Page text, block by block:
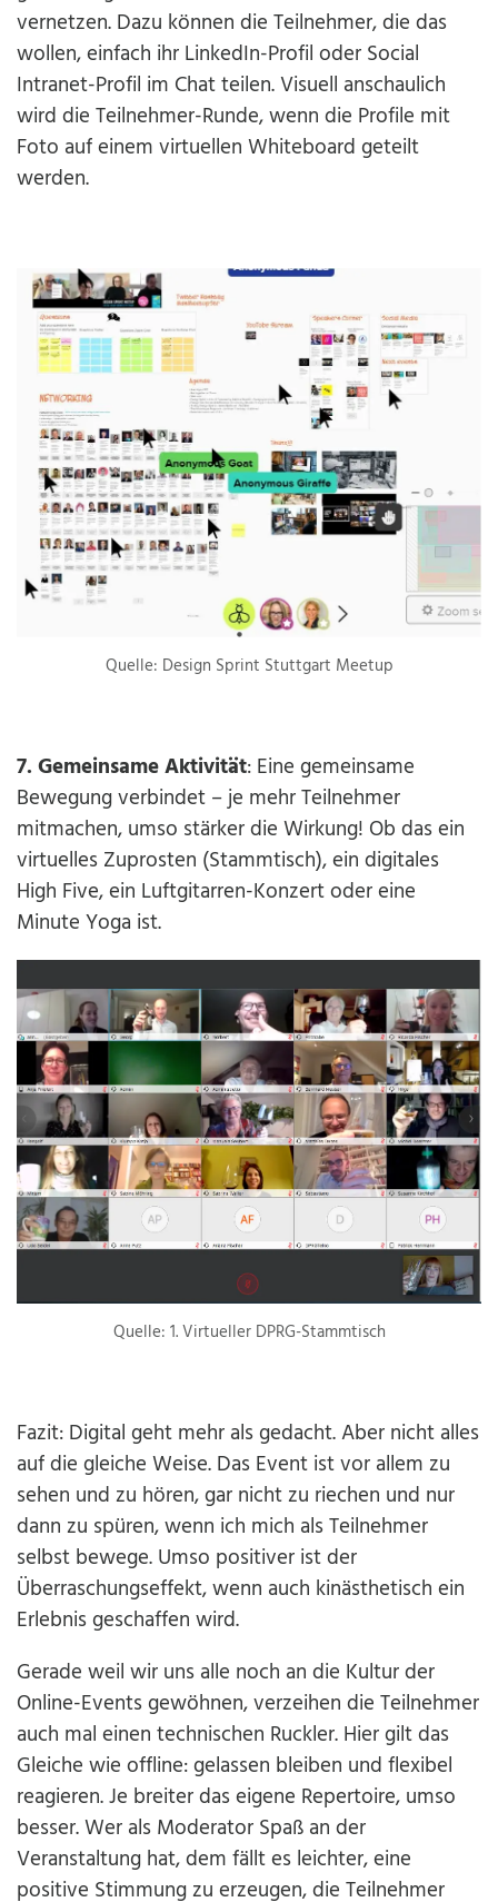
vernetzen. Dazu können die Teilnehmer, die das
wollen, einfach ihr LinkedIn-Profil oder Social
Intranet-Profil im Chat teilen. Visuell anschaulich
wird die Teilnehmer-Runde, wenn die Profile mit
Foto auf einem virtuellen Whiteboard geteilt
werden.
Quelle: Design Sprint Stuttgart Meetup
7. Gemeinsame Aktivität: Eine gemeinsame
Bewegung verbindet – je mehr Teilnehmer
mitmachen, umso stärker die Wirkung! Ob das ein
virtuelles Zuprosten (Stammtisch), ein digitales
High Five, ein Luftgitarren-Konzert oder eine
Minute Yoga ist.
Quelle: 1. Virtueller DPRG-Stammtisch
Fazit: Digital geht mehr als gedacht. Aber nicht alles
auf die gleiche Weise. Das Event ist vor allem zu
sehen und zu hören, gar nicht zu riechen und nur
dann zu spüren, wenn ich mich als Teilnehmer
selbst bewege. Umso positiver ist der
Überraschungseffekt, wenn auch kinästhetisch ein
Erlebnis geschaffen wird.
Gerade weil wir uns alle noch an die Kultur der
Online-Events gewöhnen, verzeihen die Teilnehmer
auch mal einen technischen Ruckler. Hier gilt das
Gleiche wie offline: gelassen bleiben und flexibel
reagieren. Je breiter das eigene Repertoire, umso
besser. Wer als Moderator Spaß an der
Veranstaltung hat, dem fällt es leichter, eine
positive Stimmung zu erzeugen, die Teilnehmer